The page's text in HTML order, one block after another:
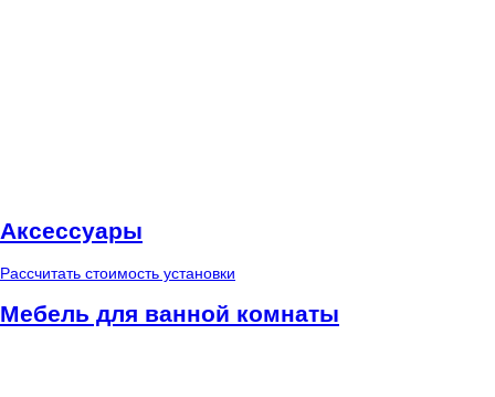
Аксессуары
Рассчитать стоимость установки
Мебель для ванной комнаты